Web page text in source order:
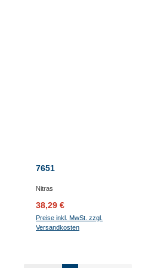
7651
Nitras
Verkaufspreis:
38,29 €
Preise inkl. MwSt. zzgl.
Versandkosten